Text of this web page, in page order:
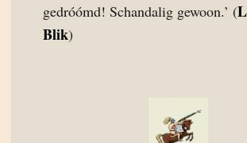
gedróómd! Schandalig gewoon.’ (
Blik)